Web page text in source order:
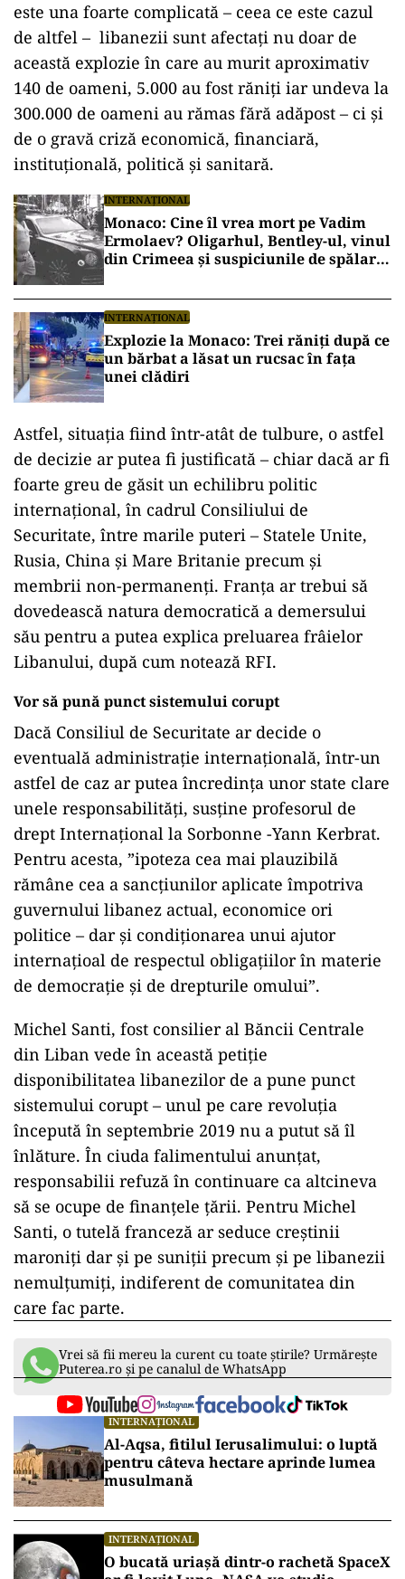
este una foarte complicată – ceea ce este cazul
de altfel – libanezii sunt afectaţi nu doar de
această explozie în care au murit aproximativ
140 de oameni, 5.000 au fost răniți iar undeva la
300.000 de oameni au rămas fără adăpost – ci şi
de o gravă criză economică, financiară,
instituţională, politică şi sanitară.
INTERNAȚIONAL
Monaco: Cine îl vrea mort pe Vadim
Ermolaev? Oligarhul, Bentley-ul, vinul
din Crimeea și suspiciunile de spălare
INTERNAȚIONAL
Explozie la Monaco: Trei răniți după ce
un bărbat a lăsat un rucsac în fața
unei clădiri
Astfel, situația fiind într-atât de tulbure, o astfel
de decizie ar putea fi justificată – chiar dacă ar fi
foarte greu de găsit un echilibru politic
internațional, în cadrul Consiliului de
Securitate, între marile puteri – Statele Unite,
Rusia, China și Mare Britanie precum și
membrii non-permanenți. Franța ar trebui să
dovedească natura democratică a demersului
său pentru a putea explica preluarea frâielor
Libanului, după cum notează RFI.
Vor să pună punct sistemului corupt
Dacă Consiliul de Securitate ar decide o
eventuală administrație internațională, într-un
astfel de caz ar putea încredința unor state clare
unele responsabilități, susține profesorul de
drept Internațional la Sorbonne -Yann Kerbrat.
Pentru acesta, ”ipoteza cea mai plauzibilă
rămâne cea a sancțiunilor aplicate împotriva
guvernului libanez actual, economice ori
politice – dar și condiționarea unui ajutor
internațioal de respectul obligațiilor în materie
de democrație și de drepturile omului”.
Michel Santi, fost consilier al Băncii Centrale
din Liban vede în această petiție
disponibilitatea libanezilor de a pune punct
sistemului corupt – unul pe care revoluția
începută în septembrie 2019 nu a putut să îl
înlăture. În ciuda falimentului anunțat,
responsabilii refuză în continuare ca altcineva
să se ocupe de finanțele țării. Pentru Michel
Santi, o tutelă franceză ar seduce creștinii
maroniți dar și pe suniții precum și pe libanezii
nemulțumiți, indiferent de comunitatea din
care fac parte.
Vrei să fii mereu la curent cu toate știrile? Urmărește
Puterea.ro și pe canalul de WhatsApp
INTERNAȚIONAL
Al-Aqsa, fitilul Ierusalimului: o luptă
pentru câteva hectare aprinde lumea
musulmană
INTERNAȚIONAL
O bucată uriașă dintr-o rachetă SpaceX